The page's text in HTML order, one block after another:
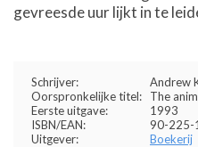
gevreesde uur lijkt in te
Schrijver:
Andrew
Oorspronkelijke titel:
The
Eerste uitgave:
1993
ISBN/EAN:
90-225-
Uitgever:
Boekerij